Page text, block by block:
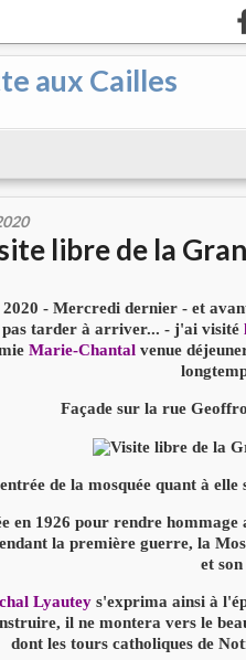
aux Cailles
libre de la
2020 - Mercredi dernier - et
pas tarder à arriver... - j'ai visité
Marie-Chantal venue
Façade sur la rue
de la mosquée quant à elle
en 1926 pour rendre
la première guerre, la
et
Lyauteys'exprima ainsi à
il ne montera vers le
dont les tours catholiques de